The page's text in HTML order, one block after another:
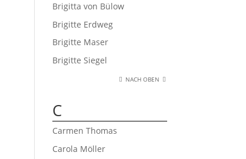
Brigitta von Bülow
Brigitte Erdweg
Brigitte Maser
Brigitte Siegel
NACH OBEN
C
Carmen Thomas
Carola Möller